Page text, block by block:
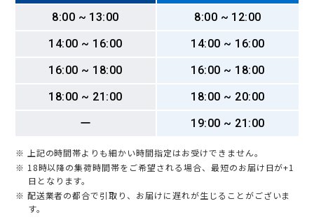
8:00 ~ 13:00
8:00 ~ 12:00
14:00 ~ 16:00
14:00 ~ 16:00
16:00 ~ 18:00
16:00 ~ 18:00
18:00 ~ 21:00
18:00 ~ 20:00
ー
19:00 ~ 21:00
※ 上記の時間帯よりも細かい時間指定はお受けできません。
※ 18時以降の集荷時間帯をご希望される場合、最短のお届け日が+1
日となります。
※ 配送業者の都合で引取り、お届けに遅れが生じることがございま
す。